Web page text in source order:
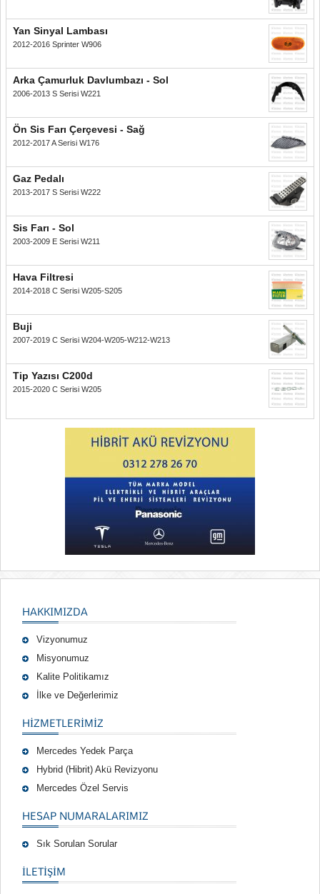
Yan Sinyal Lambası
2012-2016 Sprinter W906
Arka Çamurluk Davlumbazı - Sol
2006-2013 S Serisi W221
Ön Sis Farı Çerçevesi - Sağ
2012-2017 A Serisi W176
Gaz Pedalı
2013-2017 S Serisi W222
Sis Farı - Sol
2003-2009 E Serisi W211
Hava Filtresi
2014-2018 C Serisi W205-S205
Buji
2007-2019 C Serisi W204-W205-W212-W213
Tip Yazısı C200d
2015-2020 C Serisi W205
HAKKIMIZDA
Vizyonumuz
Misyonumuz
Kalite Politikamız
İlke ve Değerlerimiz
HIZMETLERIMIZ
Mercedes Yedek Parça
Hybrid (Hibrit) Akü Revizyonu
Mercedes Özel Servis
HESAP NUMARALARIMIZ
Sık Sorulan Sorular
İLETİŞİM